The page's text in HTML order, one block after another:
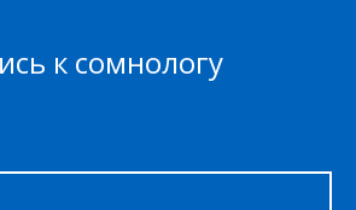
к сомнологу